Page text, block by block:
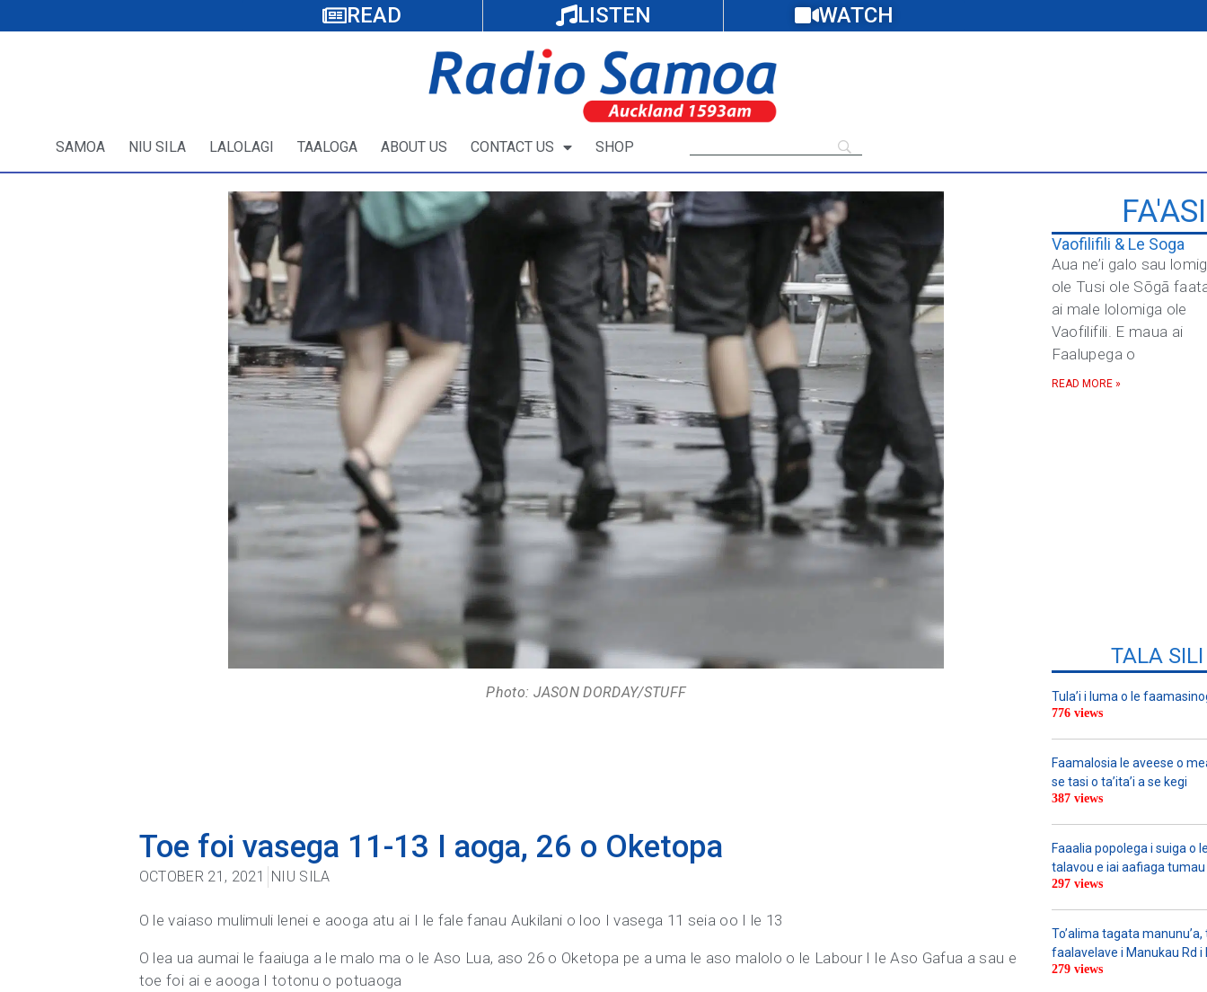
READ LISTEN WATCH
SAMOA NIU SILA LALOLAGI TAALOGA ABOUT US CONTACT US SHOP
Photo: JASON DORDAY/STUFF
Toe foi vasega 11-13 I aoga, 26 o Oketopa
OCTOBER 21, 2021 NIU SILA
O le vaiaso mulimuli lenei e aooga atu ai I le fale fanau Aukilani o loo I vasega 11 seia oo I le 13
O lea ua aumai le faaiuga a le malo ma o le Aso Lua, aso 26 o Oketopa pe a uma le aso malolo o le Labour I le Aso Gafua a sau e
toe foi ai e aooga I totonu o potuaoga
Vaofilifili & Le Soga
Aua ne’i galo sau
ole Tusi ole Sōgā
ai male lolomiga ole
Vaofilifili. E maua ai
Faalupega o
READ MORE »
TALA
Tula’i i luma o le
776 views
Faamalosia le aveese o
se tasi o ta’ita’i a se kegi
387 views
Faaalia popolega i suiga o
talavou e iai aafiaga
297 views
To’alima tagata
faalavelave i Manukau Rd
279 views